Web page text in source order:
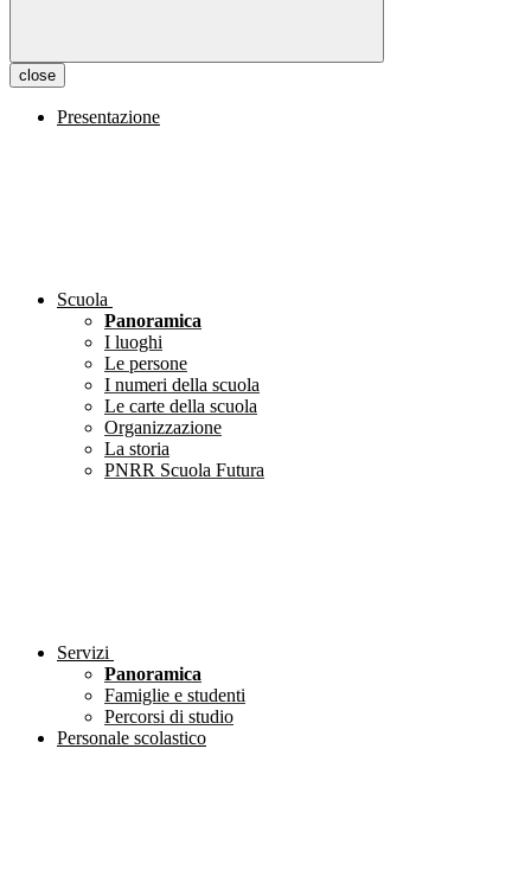
close
Presentazione
Scuola
Panoramica
I luoghi
Le persone
I numeri della scuola
Le carte della scuola
Organizzazione
La storia
PNRR Scuola Futura
Servizi
Panoramica
Famiglie e studenti
Percorsi di studio
Personale scolastico